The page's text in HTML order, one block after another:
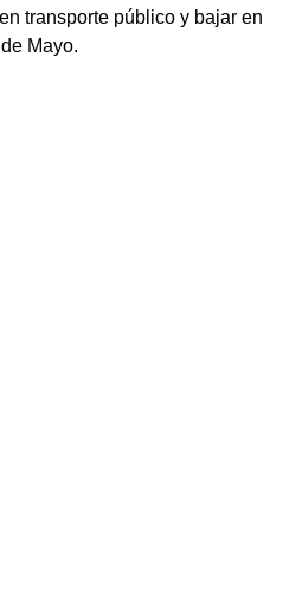
transporte público y bajar en
Mayo.